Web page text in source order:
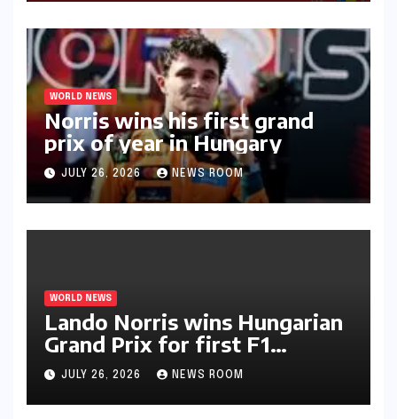
WORLD NEWS
Norris wins his first grand
prix of year in Hungary​​
JULY 26, 2026 NEWS ROOM
WORLD NEWS
Lando Norris wins Hungarian
Grand Prix for first F1
triumph in 2026​​
JULY 26, 2026 NEWS ROOM